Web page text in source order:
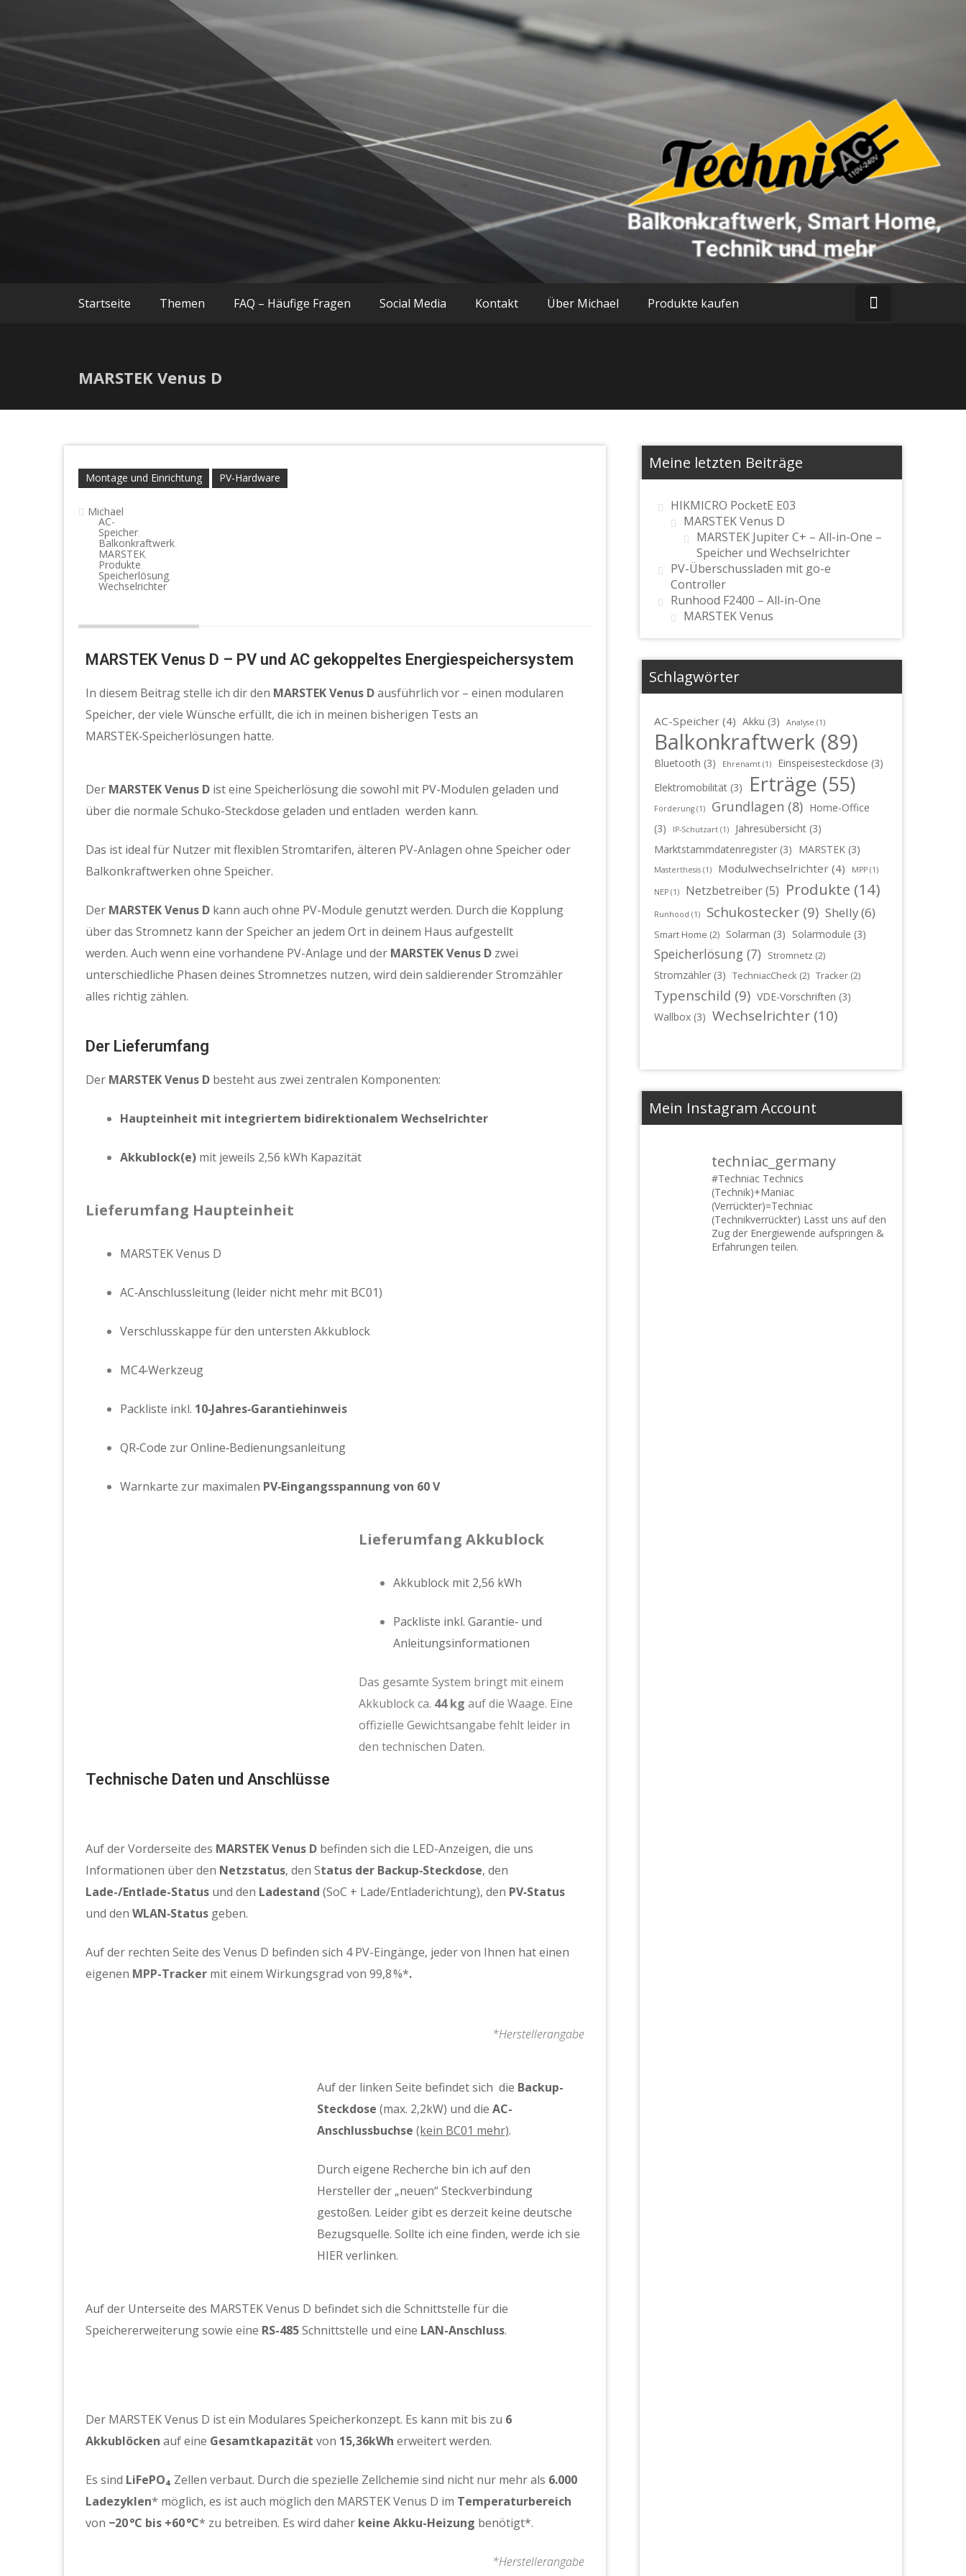
Techniac
Balkonkraftwerke, Smart Home, Technik und mehr
Startseite Themen FAQ – Häufige Fragen Social Media Kontakt Über Michael Produkte kaufen
MARSTEK Venus D
Montage und Einrichtung PV-Hardware
Michael
AC-
Speicher,
Balkonkraftwerk,
MARSTEK,
Produkte,
Speicherlösung,
Wechselrichter
MARSTEK Venus D – PV und AC gekoppeltes Energiespeichersystem
In diesem Beitrag stelle ich dir den MARSTEK Venus Dausführlich vor – einen modularen
Speicher, der viele Wünsche erfüllt, die ich in meinen bisherigen Tests an
MARSTEK‑Speicherlösungen hatte.
Der MARSTEK Venus D ist eine Speicherlösung die sowohl mit PV-Modulen geladen und
über die normale Schuko-Steckdose geladen und entladen werden kann.
Das ist ideal für Nutzer mit flexiblen Stromtarifen, älteren PV-Anlagen ohne Speicher oder
Balkonkraftwerken ohne Speicher.
Der MARSTEK Venus D kann auch ohne PV-Module genutzt werden. Durch die Kopplung
über das Stromnetz kann der Speicher an jedem Ort in deinem Haus aufgestellt
werden. Auch wenn eine vorhandene PV-Anlage und der MARSTEK Venus D zwei
unterschiedliche Phasen deines Stromnetzes nutzen, wird dein saldierender Stromzähler
alles richtig zählen.
Der Lieferumfang
Der MARSTEK Venus D besteht aus zwei zentralen Komponenten:
Haupteinheit mit integriertem bidirektionalem Wechselrichter
Akkublock(e) mit jeweils 2,56 kWh Kapazität
Lieferumfang Haupteinheit
MARSTEK Venus D
AC‑Anschlussleitung (leider nicht mehr mit BC01)
Verschlusskappe für den untersten Akkublock
MC4‑Werkzeug
Packliste inkl. 10‑Jahres‑Garantiehinweis
QR‑Code zur Online‑Bedienungsanleitung
Warnkarte zur maximalen PV‑Eingangsspannung von 60 V
Lieferumfang Akkublock
Akkublock mit 2,56 kWh
Packliste inkl. Garantie‑ und
Anleitungsinformationen
Das gesamte System bringt mit einem
Akkublock ca. 44 kg auf die Waage. Eine
offizielle Gewichtsangabe fehlt leider in
den technischen Daten.
Technische Daten und Anschlüsse
Auf der Vorderseite des MARSTEK Venus D befinden sich die LED-Anzeigen, die uns
Informationen über den Netzstatus, den Status der Backup‑Steckdose, den
Lade-/Entlade-Status und den Ladestand (SoC + Lade/Entladerichtung), den PV‑Status
und den WLAN‑Status geben.
Auf der rechten Seite des Venus D befinden sich 4 PV-Eingänge, jeder von Ihnen hat einen
eigenen MPP-Tracker mit einem Wirkungsgrad von 99,8 %*.
*Herstellerangabe
Auf der linken Seite befindet sich die Backup-
Steckdose (max. 2,2kW) und die AC-
Anschlussbuchse (kein BC01 mehr).
Durch eigene Recherche bin ich auf den
Hersteller der „neuen“ Steckverbindung
gestoßen. Leider gibt es derzeit keine deutsche
Bezugsquelle. Sollte ich eine finden, werde ich sie
HIER verlinken.
Auf der Unterseite des MARSTEK Venus D befindet sich die Schnittstelle für die
Speichererweiterung sowie eine RS-485Schnittstelle und eine LAN-Anschluss.
Der MARSTEK Venus D ist ein Modulares Speicherkonzept. Es kann mit bis zu 6
Akkublöcken auf eine Gesamtkapazität von 15,36kWh erweitert werden.
Es sind LiFePO₄ Zellen verbaut. Durch die spezielle Zellchemie sind nicht nur mehr als 6.000
Ladezyklen* möglich, es ist auch möglich den MARSTEK Venus D im Temperaturbereich
von −20 °C bis +60 °C* zu betreiben. Es wird daher keine Akku-Heizung benötigt*.
*Herstellerangabe
Meine letzten Beiträge
HIKMICRO PocketE E03
MARSTEK Venus D
MARSTEK Jupiter C+ – All-in-One –
Speicher und Wechselrichter
PV-Überschussladen mit go-e
Controller
Runhood F2400 – All-in-One
MARSTEK Venus
Schlagwörter
AC-Speicher(4) Akku (3) Analyse (1)
Balkonkraftwerk(89)
Bluetooth (3) Ehrenamt(1) Einspeisesteckdose (3)
Elektromobilität(3) Erträge (55)
Förderung(1) Grundlagen (8) Home-Office
(3)
IP-Schutzart(1) Jahresübersicht(3)
Marktstammdatenregister(3) MARSTEK(3)
Masterthesis(1) Modulwechselrichter(4) MPP(1)
NEP(1) Netzbetreiber(5) Produkte (14)
Runhood (1) Schukostecker(9) Shelly(6)
Smart Home (2) Solarman (3) Solarmodule (3)
Speicherlösung (7) Stromnetz (2)
Stromzähler(3) TechniacCheck (2) Tracker(2)
Typenschild (9) VDE-Vorschriften (3)
Wallbox(3) Wechselrichter(10)
Mein Instagram Account
techniac_germany
#TechniacTechnics
(Technik)+Maniac
(Verrückter)=Techniac
(Technikverrückter) Lasst uns auf den
Zug der Energiewende aufspringen &
Erfahrungen teilen.